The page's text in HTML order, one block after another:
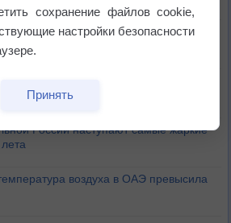
6 августа
России наступают самые жаркие
воздуха в ОАЭ превысила
сохранение файлов cookie,
настройки безопасности
Принять